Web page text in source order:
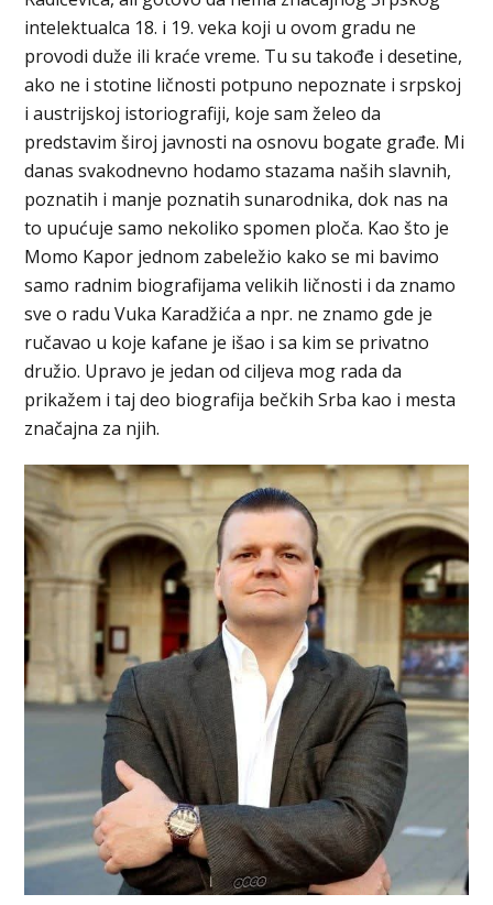
intelektualca 18. i 19. veka koji u ovom gradu ne
provodi duže ili kraće vreme. Tu su takođe i desetine,
ako ne i stotine ličnosti potpuno nepoznate i srpskoj
i austrijskoj istoriografiji, koje sam želeo da
predstavim široj javnosti na osnovu bogate građe. Mi
danas svakodnevno hodamo stazama naših slavnih,
poznatih i manje poznatih sunarodnika, dok nas na
to upućuje samo nekoliko spomen ploča. Kao što je
Momo Kapor jednom zabeležio kako se mi bavimo
samo radnim biografijama velikih ličnosti i da znamo
sve o radu Vuka Karadžića a npr. ne znamo gde je
ručavao u koje kafane je išao i sa kim se privatno
družio. Upravo je jedan od ciljeva mog rada da
prikažem i taj deo biografija bečkih Srba kao i mesta
značajna za njih.